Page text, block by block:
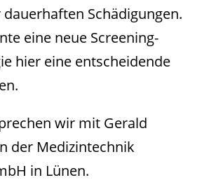
dauerhaften Schädigungen.
eine neue Screening-
hier eine entscheidende
wir mit Gerald
der Medizintechnik
in Lünen.